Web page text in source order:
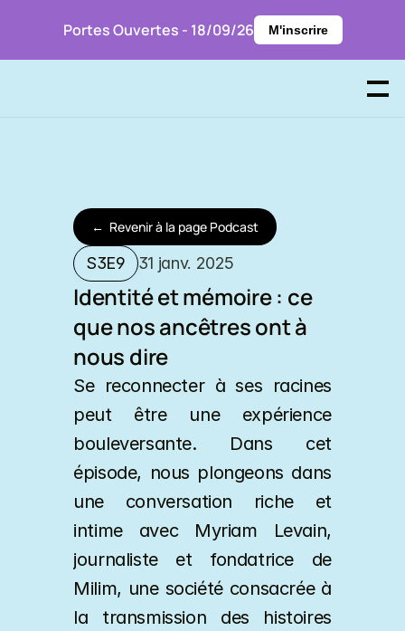
Portes Ouvertes - 18/09/26 M'inscrire
← Revenirà la page Podcast
S3E9 31 janv. 2025
Identité et mémoire : ce
que nos ancêtres ont à
nous dire
Se reconnecter à ses racines
peut être une expérience
bouleversante. Dans cet
épisode, nous plongeons dans
une conversation riche et
intime avec Myriam Levain,
journaliste et fondatrice de
Milim, une société consacrée à
la transmission des histoires